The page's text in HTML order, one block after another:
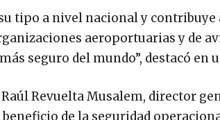
tipo a nivel nacional y
aeroportuarias y de
seguro del mundo”, destacó en
Revuelta Musalem, director
de la seguridad